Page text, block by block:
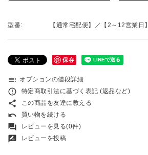
型番: 【通常宅配便】／【2～12営業日】
保存
toc オプションの値段詳細
error_outline 特定商取引法に基づく表記 (返品など)
share この商品を友達に教える
undo 買い物を続ける
forum レビューを見る(0件)
rate_review レビューを投稿